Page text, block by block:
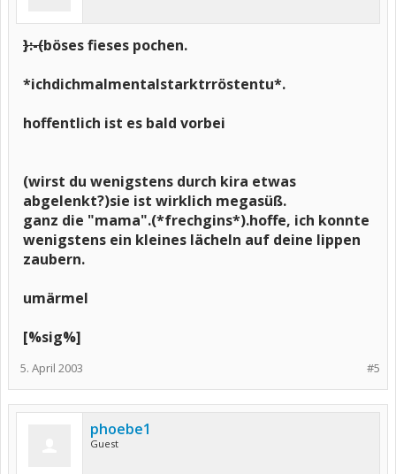
}:-(böses fieses pochen.
*ichdichmalmentalstarktrröstentu*.
hoffentlich ist es bald vorbei
(wirst du wenigstens durch kira etwas
abgelenkt?)sie ist wirklich megasüß.
ganz die "mama".(*frechgins*).hoffe, ich konnte
wenigstens ein kleines lächeln auf deine lippen
zaubern.
umärmel
[%sig%]
#5
5. April 2003
phoebe1
Guest